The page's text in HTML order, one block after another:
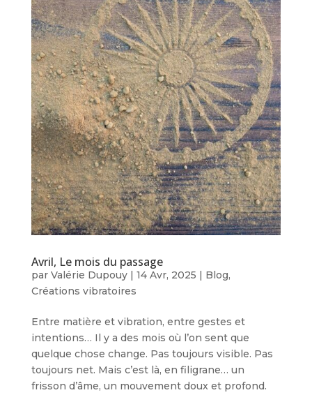
Avril, Le mois du passage
par Valérie Dupouy| 14 Avr, 2025 Blog,
Créations vibratoires
Entre matière et vibration, entre gestes et
intentions… Il y a des mois où l’on sent que
quelque chose change. Pas toujours visible. Pas
toujours net. Mais c’est là, en filigrane… un
frisson d’âme, un mouvement doux et profond.